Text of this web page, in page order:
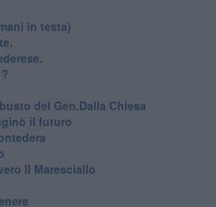
in testa)
del Gen.Dalla Chiesa
il futuro
Il Maresciallo